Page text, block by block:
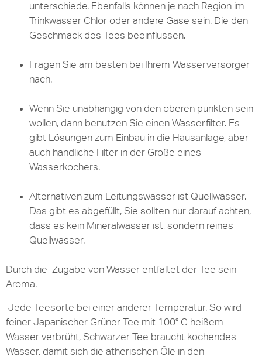
unterschiede. Ebenfalls können je nach Region im
Trinkwasser Chlor oder andere Gase sein. Die den
Geschmack des Tees beeinflussen.
Fragen Sie am besten bei Ihrem Wasserversorger
nach.
Wenn Sie unabhängig von den oberen punkten sein
wollen, dann benutzen Sie einen Wasserfilter. Es
gibt Lösungen zum Einbau in die Hausanlage, aber
auch handliche Filter in der Größe eines
Wasserkochers.
Alternativen zum Leitungswasser ist Quellwasser.
Das gibt es abgefüllt, Sie sollten nur darauf achten,
dass es kein Mineralwasser ist, sondern reines
Quellwasser.
Durch die Zugabe von Wasser entfaltet der Tee sein
Aroma.
Jede Teesorte bei einer anderer Temperatur. So wird
feiner Japanischer Grüner Tee mit 100° C heißem
Wasser verbrüht, Schwarzer Tee braucht kochendes
Wasser, damit sich die ätherischen Öle in den